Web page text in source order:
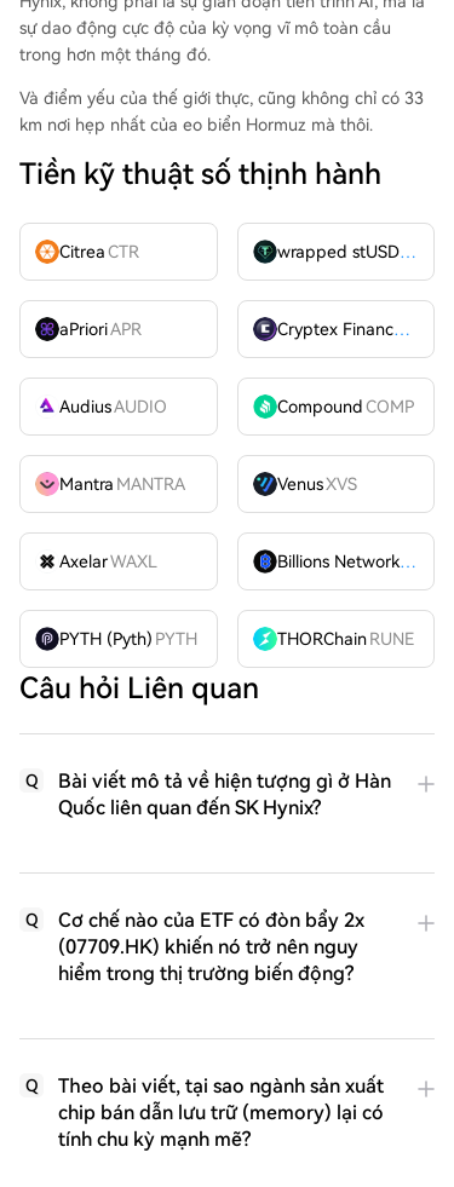
sự dao động cực độ của kỳ vọng vĩ mô toàn cầu
trong hơn một tháng đó.
Và điểm yếu của thế giới thực, cũng không chỉ có 33
km nơi hẹp nhất của eo biển Hormuz mà thôi.
Tiền kỹ thuật số thịnh hành
CitreaCTR wrapped stUSDT
aPrioriAPR Cryptex FinanceCTX
AudiusAUDIO CompoundCOMP
Mantra MANTRA VenusXVS
AxelarWAXL Billions Network
BILL
PYTH (Pyth) PYTH THORChain RUNE
Câu hỏi Liên quan
Q
Bài viết mô tả về hiện tượng gì ở Hàn
Quốc liên quan đến SK Hynix?
Q
Cơ chế nào của ETF có đòn bẩy 2x
(07709.HK) khiến nó trở nên nguy
hiểm trong thị trường biến động?
Q
Theo bài viết, tại sao ngành sản xuất
chip bán dẫn lưu trữ (memory) lại có
tính chu kỳ mạnh mẽ?